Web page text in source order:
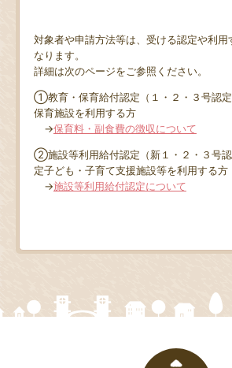
対象者や申請方法等は、受ける認定や利用
なります。
詳細は次のページをご参照ください。
①教育・保育給付認定（１・２・３号認
保育施設を利用する方
→保育料・副食費の徴収について
②施設等利用給付認定（新１・２・３号
定子ども・子育て支援施設等を利用する方
→施設等利用給付認定について